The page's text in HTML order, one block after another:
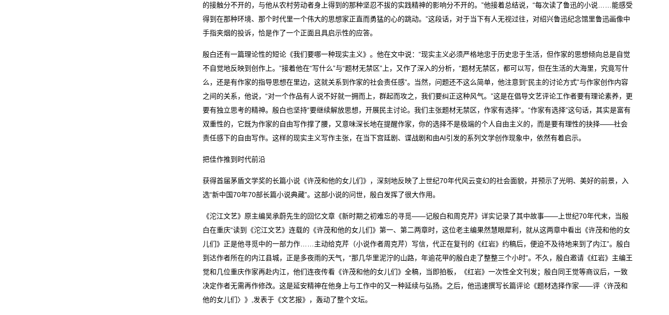
的接触分不开的，与他从农村劳动者身上得到的那种坚忍不拔的实践精神的影响分不开的。”他接着总结说，“每次读了鲁迅的小说……能感受
得到在那种环境、那个时代里一个伟大的思想家正直而勇猛的心的跳动。”这段话，对于当下有人无视过往，对绍兴鲁迅纪念馆里鲁迅画像中
手指夹烟的投诉，恰是作了一个正面且具启示性的应答。
殷白还有一篇理论性的短论《我们要哪一种现实主义》。他在文中说：“现实主义必须严格地忠于历史忠于生活，但作家的思想倾向总是自觉
不自觉地反映到创作上。”接着他在“写什么”与“题材无禁区”上，又作了深入的分析，“题材无禁区，都可以写，但在生活的大海里，究竟写什
么，还是有作家的指导思想在里边，这就关系到作家的社会责任感”。当然，问题还不这么简单，他注意到“民主的讨论方式”与作家创作内容
之间的关系，他说，“对一个作品有人说不好就一拥而上，群起而攻之，我们要纠正这种风气。”这是在倡导文艺评论工作者要有理论素养，更
要有独立思考的精神。殷白也坚持“要继续解放思想，开展民主讨论。我们主张题材无禁区，作家有选择”。“作家有选择”这句话，其实是富有
双重性的，它既为作家的自由写作撑了腰，又意味深长地在提醒作家，你的选择不是极端的个人自由主义的，而是要有理性的抉择——社会
责任感下的自由写作。这样的现实主义写作主张，在当下宫廷剧、谍战剧和由AI引发的系列文学创作现象中，依然有着启示。
把佳作推到时代前沿
获得首届茅盾文学奖的长篇小说《许茂和他的女儿们》，深刻地反映了上世纪70年代风云变幻的社会面貌，并预示了光明、美好的前景，入
选“新中国70年70部长篇小说典藏”。这部小说的问世，殷白发挥了很大作用。
《沱江文艺》原主编吴承蔚先生的回忆文章《新时期之初难忘的寻觅——记殷白和周克芹》详实记录了其中故事——上世纪70年代末，当殷
白在重庆“读到《沱江文艺》连载的《许茂和他的女儿们》第一、第二两章时，这位老主编果然慧眼犀利，就从这两章中看出《许茂和他的女
儿们》正是他寻觅中的一部力作……主动给克芹（小说作者周克芹）写信，代正在复刊的《红岩》约稿后，便迫不及待地来到了内江”。殷白
到达作者所在的内江县城，正是多夜雨的天气，“那几华里泥泞的山路，年逾花甲的殷白走了整整三个小时”。不久，殷白邀请《红岩》主编王
觉和几位重庆作家再赴内江，他们连夜传看《许茂和他的女儿们》全稿，当即拍板，《红岩》一次性全文刊发；殷白同王觉等商议后，一致
决定作者无需再作修改。这是延安精神在他身上与工作中的又一种延续与弘扬。之后，他迅速撰写长篇评论《题材选择作家——评〈许茂和
他的女儿们〉》,发表于《文艺报》，轰动了整个文坛。